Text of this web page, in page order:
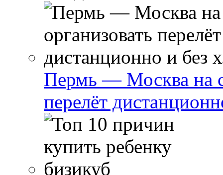
Пермь — Москва на
перелёт